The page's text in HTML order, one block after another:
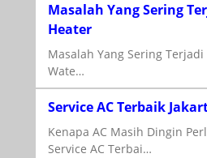
Masalah Yang Sering
Heater
Masalah Yang Sering
Wate…
Service AC Terbaik
Kenapa AC Masih Dingin
Service AC Terbai…